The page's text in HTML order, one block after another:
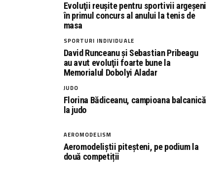
Evoluţii reuşite pentru sportivii argeşeni
în primul concurs al anului la tenis de
masa
SPORTURI INDIVIDUALE
David Runceanu şi Sebastian Pribeagu
au avut evoluţii foarte bune la
Memorialul Dobolyi Aladar
JUDO
Florina Bădiceanu, campioana balcanică
la judo
AEROMODELISM
Aeromodeliștii piteșteni, pe podium la
două competiții